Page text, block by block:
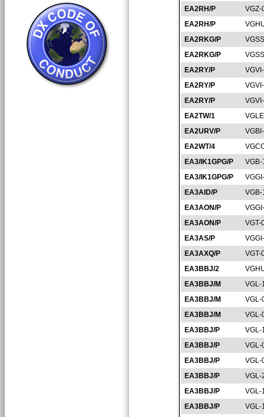
EA2RH/P
VGZ-
EA2RH/P
EA2RKG/P
EA2RKG/P
EA2RY/P
EA2RY/P
EA2RY/P
EA2TW/1
EA2URV/P
EA2WT/4
EA3/IK1GPG/P
EA3/IK1GPG/P
EA3AID/P
EA3AON/P
EA3AON/P
VGT-
EA3AS/P
EA3AXQ/P
VGT-
EA3BBJ/2
EA3BBJ/M
VGL-
EA3BBJ/M
VGL-
EA3BBJ/M
VGL-
EA3BBJ/P
VGL-
EA3BBJ/P
VGL-
EA3BBJ/P
VGL-
EA3BBJ/P
VGL-
EA3BBJ/P
VGL-
EA3BBJ/P
VGL-